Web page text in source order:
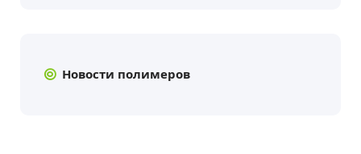
Новости полимеров